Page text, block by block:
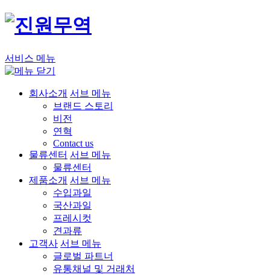
서비스 메뉴
회사소개 서브 메뉴
브랜드 스토리
비전
연혁
Contact us
물류센터 서브 메뉴
물류센터
제품소개 서브 메뉴
수입과일
국산과일
프레시컷
견과류
고객사 서브 메뉴
글로벌 파트너
유통채널 및 거래처